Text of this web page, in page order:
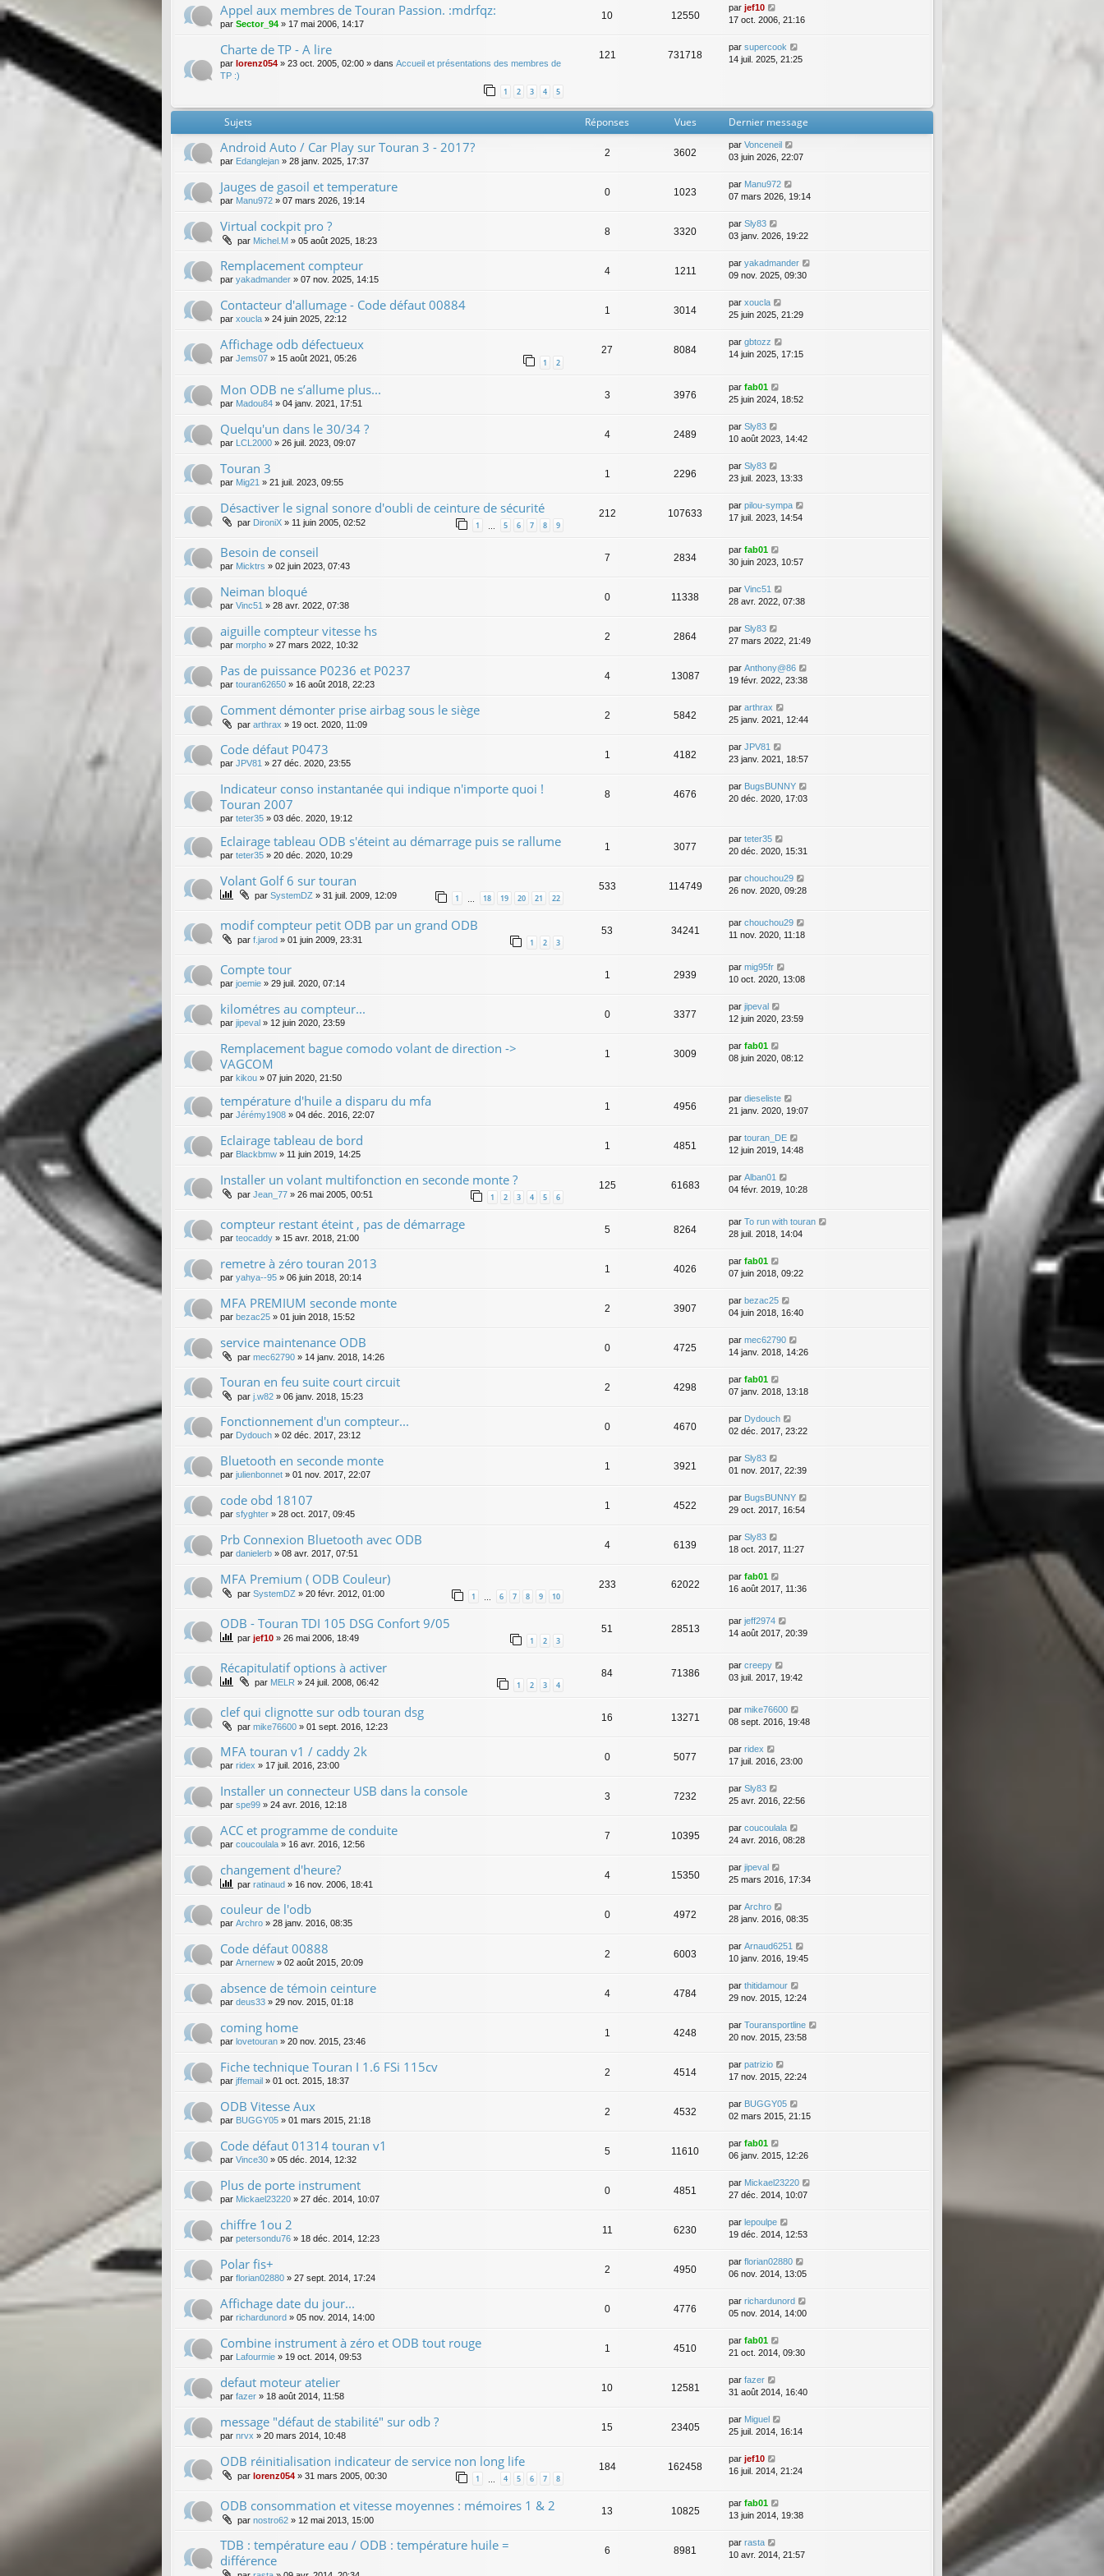
Appel aux membres de Touran Passion. :mdrfqz:
par Sector_94 » 17 mai 2006, 14:17
10 12550
par jef10
17 oct. 2006, 21:16
Charte de TP - A lire
par lorenz054 » 23 oct. 2005, 02:00 » dans Accueil et présentations des membres de
TP :)
1 2 3 4 5
121 731718
par supercook
14 juil. 2025, 21:25
Sujets Réponses Vues Dernier message
Android Auto / Car Play sur Touran 3 - 2017?
par Edanglejan » 28 janv. 2025, 17:37
2 3602
par Vonceneil
03 juin 2026, 22:07
Jauges de gasoil et temperature
par Manu972 » 07 mars 2026, 19:14
0 1023
par Manu972
07 mars 2026, 19:14
Virtual cockpit pro ?
par Michel.M » 05 août 2025, 18:23
8 3320
par Sly83
03 janv. 2026, 19:22
Remplacement compteur
par yakadmander » 07 nov. 2025, 14:15
4 1211
par yakadmander
09 nov. 2025, 09:30
Contacteur d'allumage - Code défaut 00884
par xoucla » 24 juin 2025, 22:12
1 3014
par xoucla
25 juin 2025, 21:29
Affichage odb défectueux
par Jems07 » 15 août 2021, 05:26 1 2
27 8084
par gbtozz
14 juin 2025, 17:15
Mon ODB ne s’allume plus...
par Madou84 » 04 janv. 2021, 17:51
3 3976
par fab01
25 juin 2024, 18:52
Quelqu'un dans le 30/34 ?
par LCL2000 » 26 juil. 2023, 09:07
4 2489
par Sly83
10 août 2023, 14:42
Touran 3
par Mig21 » 21 juil. 2023, 09:55
1 2296
par Sly83
23 juil. 2023, 13:33
Désactiver le signal sonore d'oubli de ceinture de sécurité
par DironiX » 11 juin 2005, 02:52 1 5 6 7 8 9
212 107633
par pilou-sympa
17 juil. 2023, 14:54
Besoin de conseil
par Micktrs » 02 juin 2023, 07:43
7 2834
par fab01
30 juin 2023, 10:57
Neiman bloqué
par Vinc51 » 28 avr. 2022, 07:38
0 11338
par Vinc51
28 avr. 2022, 07:38
aiguille compteur vitesse hs
par morpho » 27 mars 2022, 10:32
2 2864
par Sly83
27 mars 2022, 21:49
Pas de puissance P0236 et P0237
par touran62650 » 16 août 2018, 22:23
4 13087
par Anthony@86
19 févr. 2022, 23:38
Comment démonter prise airbag sous le siège
par arthrax » 19 oct. 2020, 11:09
2 5842
par arthrax
25 janv. 2021, 12:44
Code défaut P0473
par JPV81 » 27 déc. 2020, 23:55
1 4182
par JPV81
23 janv. 2021, 18:57
Indicateur conso instantanée qui indique n'importe quoi !
Touran 2007
par teter35 » 03 déc. 2020, 19:12
8 4676
par BugsBUNNY
20 déc. 2020, 17:03
Eclairage tableau ODB s'éteint au démarrage puis se rallume
par teter35 » 20 déc. 2020, 10:29
1 3077
par teter35
20 déc. 2020, 15:31
Volant Golf 6 sur touran
par SystemDZ » 31 juil. 2009, 12:09 1 18 19 20 21 22
533 114749
par chouchou29
26 nov. 2020, 09:28
modif compteur petit ODB par un grand ODB
par f.jarod » 01 juin 2009, 23:31 1 2 3
53 34241
par chouchou29
11 nov. 2020, 11:18
Compte tour
par joemie » 29 juil. 2020, 07:14
1 2939
par mig95fr
10 oct. 2020, 13:08
kilométres au compteur...
par jipeval » 12 juin 2020, 23:59
0 3377
par jipeval
12 juin 2020, 23:59
Remplacement bague comodo volant de direction ->
VAGCOM
par kikou » 07 juin 2020, 21:50
1 3009
par fab01
08 juin 2020, 08:12
température d'huile a disparu du mfa
par Jérémy1908 » 04 déc. 2016, 22:07
1 4956
par dieseliste
21 janv. 2020, 19:07
Eclairage tableau de bord
par Blackbmw » 11 juin 2019, 14:25
1 4851
par touran_DE
12 juin 2019, 14:48
Installer un volant multifonction en seconde monte ?
par Jean_77 » 26 mai 2005, 00:51 1 2 3 4 5 6
125 61683
par Alban01
04 févr. 2019, 10:28
compteur restant éteint , pas de démarrage
par teocaddy » 15 avr. 2018, 21:00
5 8264
par To run with touran
28 juil. 2018, 14:04
remetre à zéro touran 2013
par yahya--95 » 06 juin 2018, 20:14
1 4026
par fab01
07 juin 2018, 09:22
MFA PREMIUM seconde monte
par bezac25 » 01 juin 2018, 15:52
2 3907
par bezac25
04 juin 2018, 16:40
service maintenance ODB
par mec62790 » 14 janv. 2018, 14:26
0 4725
par mec62790
14 janv. 2018, 14:26
Touran en feu suite court circuit
par j.w82 » 06 janv. 2018, 15:23
2 4298
par fab01
07 janv. 2018, 13:18
Fonctionnement d'un compteur...
par Dydouch » 02 déc. 2017, 23:12
0 4670
par Dydouch
02 déc. 2017, 23:22
Bluetooth en seconde monte
par julienbonnet » 01 nov. 2017, 22:07
1 3921
par Sly83
01 nov. 2017, 22:39
code obd 18107
par sfyghter » 28 oct. 2017, 09:45
1 4522
par BugsBUNNY
29 oct. 2017, 16:54
Prb Connexion Bluetooth avec ODB
par danielerb » 08 avr. 2017, 07:51
4 6139
par Sly83
18 oct. 2017, 11:27
MFA Premium ( ODB Couleur)
par SystemDZ » 20 févr. 2012, 01:00 1 6 7 8 9 10
233 62022
par fab01
16 août 2017, 11:36
ODB - Touran TDI 105 DSG Confort 9/05
par jef10 » 26 mai 2006, 18:49 1 2 3
51 28513
par jeff2974
14 août 2017, 20:39
Récapitulatif options à activer
par MELR » 24 juil. 2008, 06:42 1 2 3 4
84 71386
par creepy
03 juil. 2017, 19:42
clef qui clignotte sur odb touran dsg
par mike76600 » 01 sept. 2016, 12:23
16 13271
par mike76600
08 sept. 2016, 19:48
MFA touran v1 / caddy 2k
par ridex » 17 juil. 2016, 23:00
0 5077
par ridex
17 juil. 2016, 23:00
Installer un connecteur USB dans la console
par spe99 » 24 avr. 2016, 12:18
3 7232
par Sly83
25 avr. 2016, 22:56
ACC et programme de conduite
par coucoulala » 16 avr. 2016, 12:56
7 10395
par coucoulala
24 avr. 2016, 08:28
changement d'heure?
par ratinaud » 16 nov. 2006, 18:41
4 15350
par jipeval
25 mars 2016, 17:34
couleur de l'odb
par Archro » 28 janv. 2016, 08:35
0 4972
par Archro
28 janv. 2016, 08:35
Code défaut 00888
par Arnernew » 02 août 2015, 20:09
2 6003
par Arnaud6251
10 janv. 2016, 19:45
absence de témoin ceinture
par deus33 » 29 nov. 2015, 01:18
4 4784
par thitidamour
29 nov. 2015, 12:24
coming home
par lovetouran » 20 nov. 2015, 23:46
1 4248
par Touransportline
20 nov. 2015, 23:58
Fiche technique Touran I 1.6 FSi 115cv
par jffemail » 01 oct. 2015, 18:37
2 4514
par patrizio
17 nov. 2015, 22:24
ODB Vitesse Aux
par BUGGY05 » 01 mars 2015, 21:18
2 4532
par BUGGY05
02 mars 2015, 21:15
Code défaut 01314 touran v1
par Vince30 » 05 déc. 2014, 12:32
5 11610
par fab01
06 janv. 2015, 12:26
Plus de porte instrument
par Mickael23220 » 27 déc. 2014, 10:07
0 4851
par Mickael23220
27 déc. 2014, 10:07
chiffre 1ou 2
par petersondu76 » 18 déc. 2014, 12:23
11 6230
par lepoulpe
19 déc. 2014, 12:53
Polar fis+
par florian02880 » 27 sept. 2014, 17:24
2 4950
par florian02880
06 nov. 2014, 13:05
Affichage date du jour...
par richardunord » 05 nov. 2014, 14:00
0 4776
par richardunord
05 nov. 2014, 14:00
Combine instrument à zéro et ODB tout rouge
par Lafourmie » 19 oct. 2014, 09:53
1 4510
par fab01
21 oct. 2014, 09:30
defaut moteur atelier
par fazer » 18 août 2014, 11:58
10 12581
par fazer
31 août 2014, 16:40
message "défaut de stabilité" sur odb ?
par nrvx » 20 mars 2014, 10:48
15 23405
par Miguel
25 juil. 2014, 16:14
ODB réinitialisation indicateur de service non long life
par lorenz054 » 31 mars 2005, 00:30 1 … 4 5 6 7 8
184 162458
par jef10
16 juil. 2014, 21:24
ODB consommation et vitesse moyennes : mémoires 1 & 2
par nostro62 » 12 mai 2013, 15:00
13 10825
par fab01
13 juin 2014, 19:38
TDB : température eau / ODB : température huile =
différence
6 8981
par rasta
10 avr. 2014, 21:57